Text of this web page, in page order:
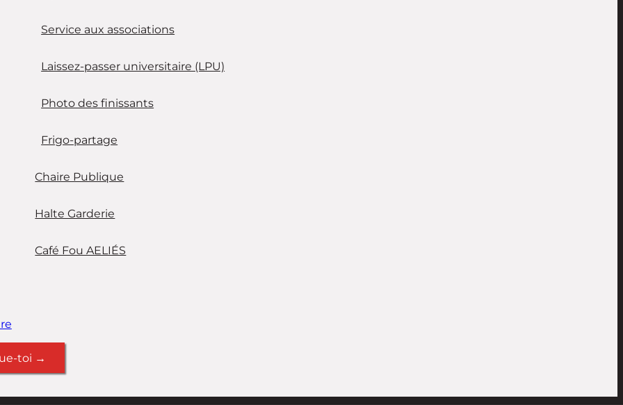
Service aux associations
Laissez-passer universitaire (LPU)
Photo des finissants
Frigo-partage
Chaire Publique
Halte Garderie
Café Fou AELIÉS
toi →